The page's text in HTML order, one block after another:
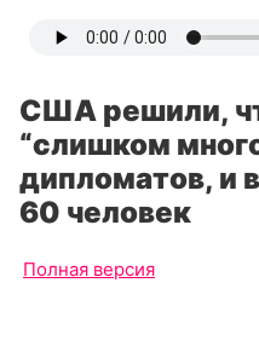
США решили,
“слишком
дипломатов,
60 человек
Полная версия